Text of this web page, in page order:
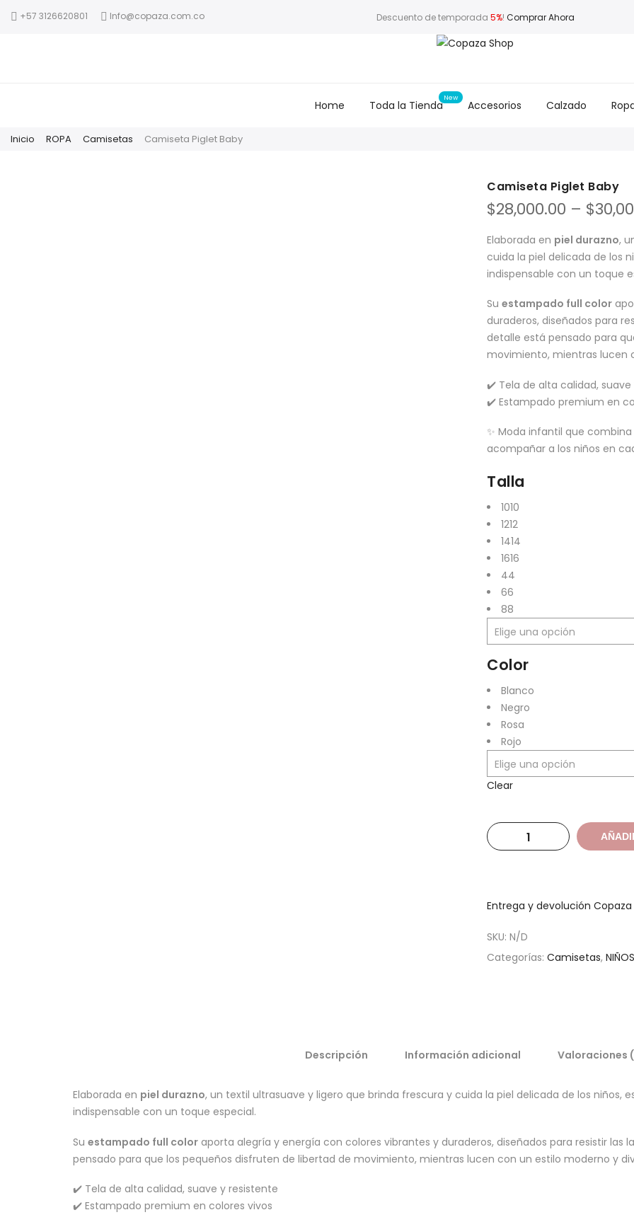
+57 3126620801 Info@copaza.com.co Descuento de temporada 5%! Comprar Ahora
Home Toda la Tienda Accesorios Calzado
Inicio ROPA Camisetas Camiseta Piglet Baby
Camiseta Piglet Baby
$28,000.00 – $
Elaborada en piel durazno,
cuida la piel delicada de los
indispensable con un toque
Su estampado full color
duraderos, diseñados para
detalle está pensado para
movimiento, mientras lucen
✔️ Tela de alta calidad,
✔️ Estampado premium en
✨ Moda infantil que
acompañar a los niños en
Talla
1010
1212
1414
1616
44
66
88
Color
Blanco
Negro
Rosa
Rojo
Clear
Entrega y devolución Copaza
SKU: N/D
Categorías: Camisetas, NIÑOS
Descripción Información adicional Valoraciones
Elaborada en piel durazno, un textil ultrasuave y ligero que brinda frescura y cuida la piel delicada de los niños,
indispensable con un toque especial.
Su estampado full color aporta alegría y energía con colores vibrantes y duraderos, diseñados para resistir las
pensado para que los pequeños disfruten de libertad de movimiento, mientras lucen con un estilo moderno y
✔️ Tela de alta calidad, suave y resistente
✔️ Estampado premium en colores vivos